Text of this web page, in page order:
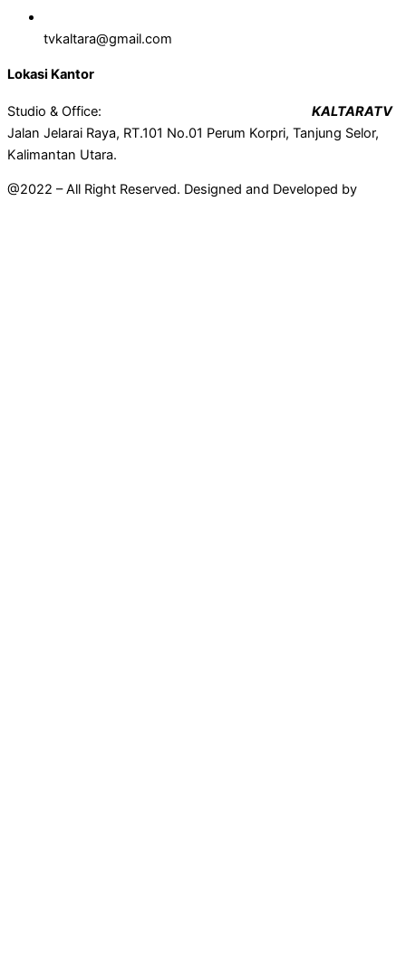
tvkaltara@gmail.com
Lokasi Kantor
Studio & Office: KALTARATV
Jalan Jelarai Raya, RT.101 No.01 Perum Korpri, Tanjung Selor,
Kalimantan Utara.
@2022 – All Right Reserved. Designed and Developed by